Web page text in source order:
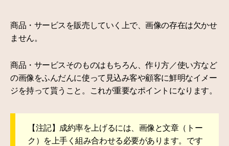
商品・サービスを販売していく上で、画像の存在は欠かせ
ません。
商品・サービスそのものはもちろん、作り方／使い方など
の画像をふんだんに使って見込み客や顧客に鮮明なイメー
ジを持って貰うこと。これが重要なポイントになります。
【注記】成約率を上げるには、画像と文章（トー
ク）を上手く組み合わせる必要があります。です